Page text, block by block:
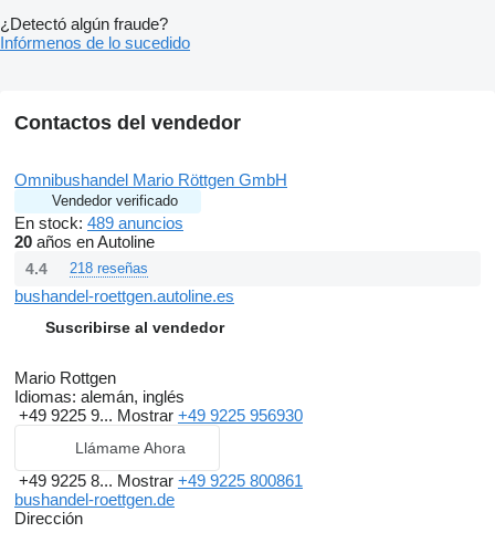
¿Detectó algún fraude?
Infórmenos de lo sucedido
Contactos del vendedor
Omnibushandel Mario Röttgen GmbH
Vendedor verificado
En stock: 489 anuncios
20 años en Autoline
4.4 218 reseñas
bushandel-roettgen.autoline.es
Suscribirse al vendedor
Mario Rottgen
Idiomas: alemán, inglés
+49 9225 9... Mostrar +49 9225 956930
Llámame Ahora
+49 9225 8... Mostrar +49 9225 800861
bushandel-roettgen.de
Dirección